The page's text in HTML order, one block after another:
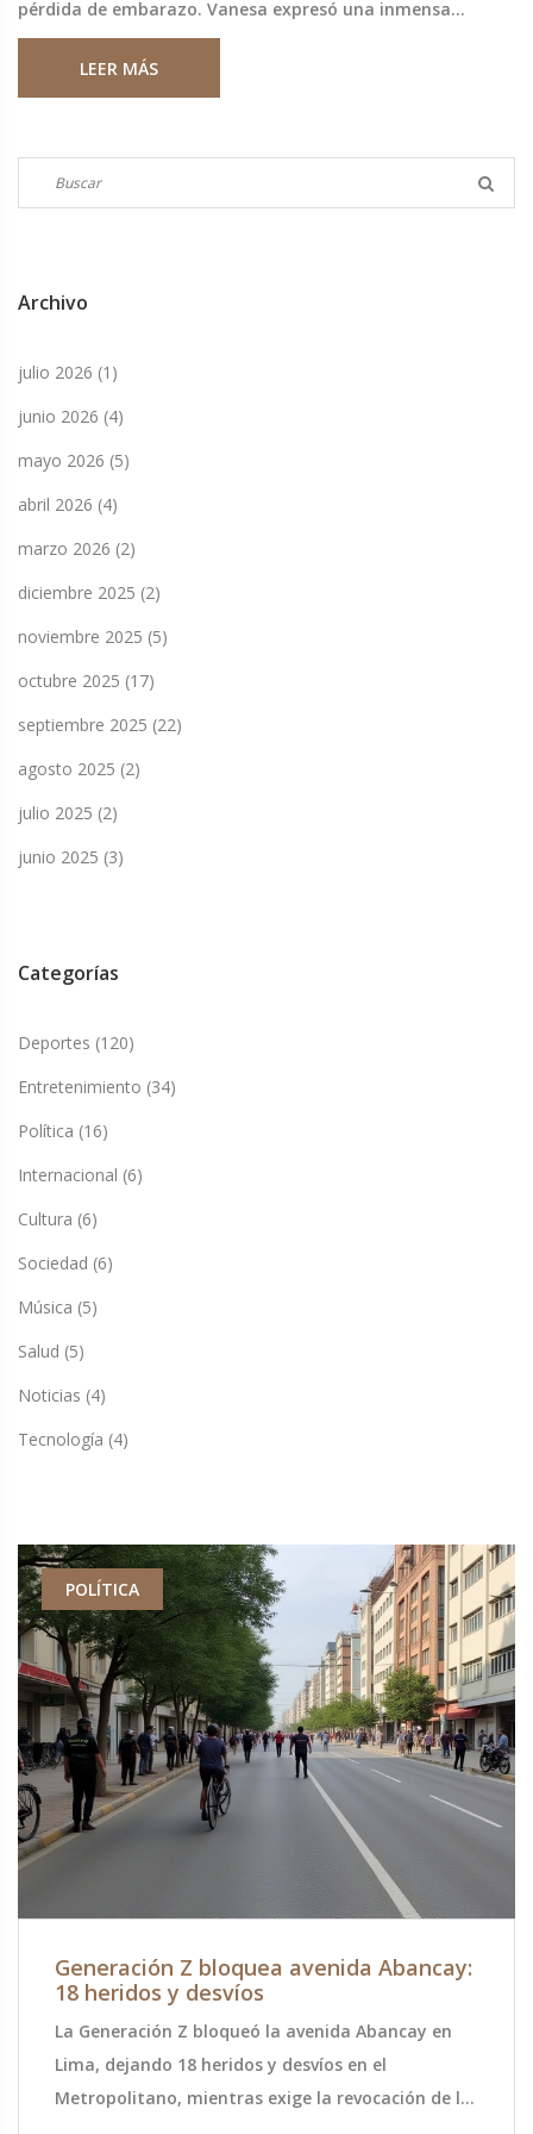
pérdida de embarazo. Vanesa expresó una inmensa
felicidad y alivio, describiendo la experiencia como una
‘alegría inexplicable’.
LEER MÁS
Archivo
julio 2026 (1)
junio 2026 (4)
mayo 2026 (5)
abril 2026 (4)
marzo 2026 (2)
diciembre 2025 (2)
noviembre 2025 (5)
octubre 2025 (17)
septiembre 2025 (22)
agosto 2025 (2)
julio 2025 (2)
junio 2025 (3)
Categorías
Deportes (120)
Entretenimiento (34)
Política (16)
Internacional (6)
Cultura (6)
Sociedad (6)
Música (5)
Salud (5)
Noticias (4)
Tecnología (4)
POLÍTICA
Generación Z bloquea avenida Abancay:
18 heridos y desvíos
La Generación Z bloqueó la avenida Abancay en
Lima, dejando 18 heridos y desvíos en el
Metropolitano, mientras exige la revocación de la